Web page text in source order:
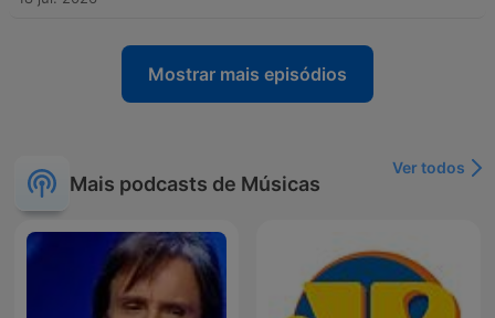
Mostrar mais episódios
Mais podcasts de Músicas
Ver todos